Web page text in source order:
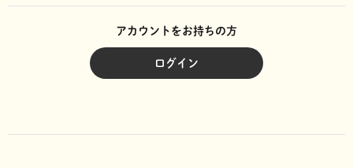
アカウントをお持ちの方
ログイン